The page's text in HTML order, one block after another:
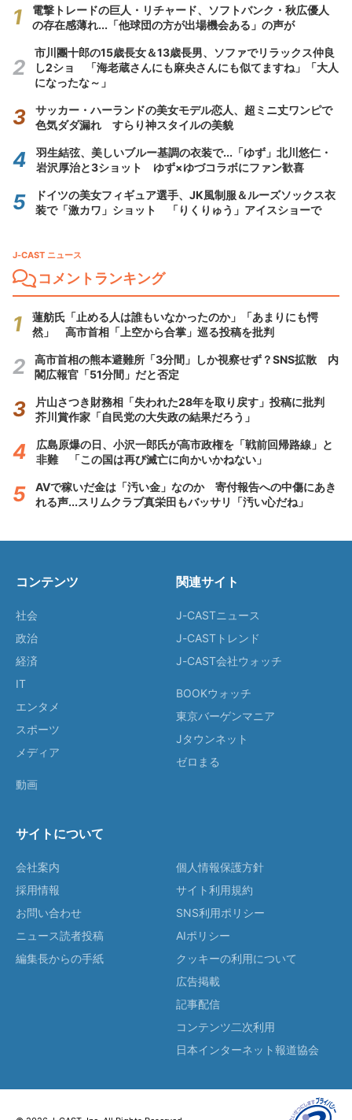
電撃トレードの巨人・リチャード、ソフトバンク・秋広優人
の存在感薄れ...「他球団の方が出場機会ある」の声が
市川團十郎の15歳長女＆13歳長男、ソファでリラックス仲良
し2ショ 「海老蔵さんにも麻央さんにも似てますね」「大人
になったな～」
サッカー・ハーランドの美女モデル恋人、超ミニ丈ワンピで
色気ダダ漏れ すらり神スタイルの美貌
羽生結弦、美しいブルー基調の衣装で...「ゆず」北川悠仁・
岩沢厚治と3ショット ゆず×ゆづコラボにファン歓喜
ドイツの美女フィギュア選手、JK風制服＆ルーズソックス衣
装で「激カワ」ショット 「りくりゅう」アイスショーで
J-CAST ニュース
コメントランキング
蓮舫氏「止める人は誰もいなかったのか」「あまりにも愕
然」 高市首相「上空から合掌」巡る投稿を批判
高市首相の熊本避難所「3分間」しか視察せず？SNS拡散 内
閣広報官「51分間」だと否定
片山さつき財務相「失われた28年を取り戻す」投稿に批判
芥川賞作家「自民党の大失政の結果だろう」
広島原爆の日、小沢一郎氏が高市政権を「戦前回帰路線」と
非難 「この国は再び滅亡に向かいかねない」
AVで稼いだ金は「汚い金」なのか 寄付報告への中傷にあき
れる声...スリムクラブ真栄田もバッサリ「汚い心だね」
コンテンツ
社会
政治
経済
IT
エンタメ
スポーツ
メディア
動画
関連サイト
J-CASTニュース
J-CASTトレンド
J-CAST会社ウォッチ
BOOKウォッチ
東京バーゲンマニア
Jタウンネット
ゼロまる
サイトについて
会社案内
採用情報
お問い合わせ
ニュース読者投稿
編集長からの手紙
個人情報保護方針
サイト利用規約
SNS利用ポリシー
AIポリシー
クッキーの利用について
広告掲載
記事配信
コンテンツ二次利用
日本インターネット報道協会